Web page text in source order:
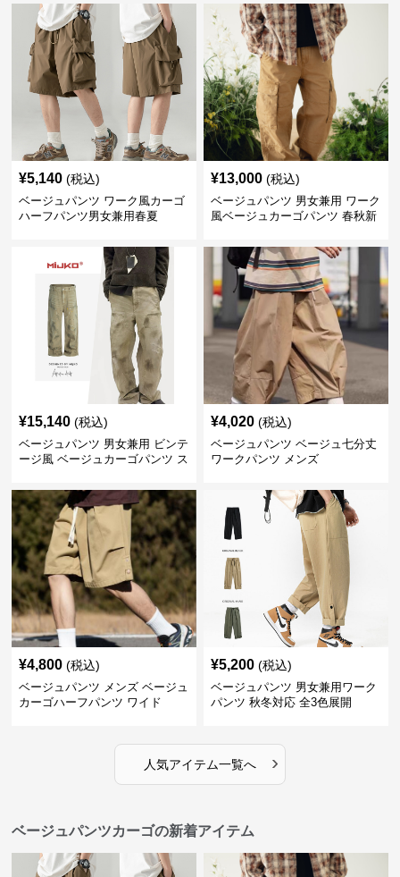
¥5,140 (税込)
ベージュパンツ ワーク風カーゴ
ハーフパンツ男女兼用春夏
¥13,000 (税込)
ベージュパンツ 男女兼用 ワーク
風ベージュカーゴパンツ 春秋新
¥15,140 (税込)
ベージュパンツ 男女兼用 ビンテ
ージ風 ベージュカーゴパンツ ス
¥4,020 (税込)
ベージュパンツ ベージュ七分丈
ワークパンツ メンズ
¥4,800 (税込)
ベージュパンツ メンズ ベージュ
カーゴハーフパンツ ワイド
¥5,200 (税込)
ベージュパンツ 男女兼用ワーク
パンツ 秋冬対応 全3色展開
人気アイテム一覧へ ›
ベージュパンツカーゴの新着アイテム